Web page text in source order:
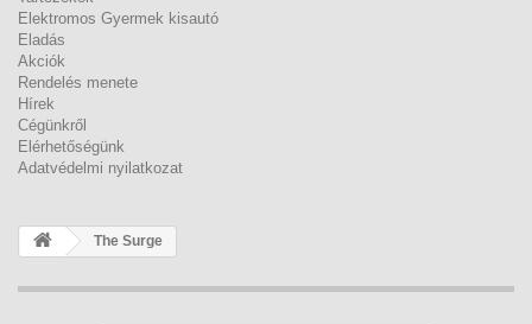
Elektromos Gyermek kisautó
Eladás
Akciók
Rendelés menete
Hírek
Cégünkről
Elérhetőségünk
Adatvédelmi nyilatkozat
The Surge